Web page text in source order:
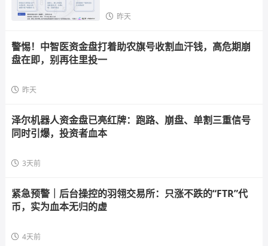
昨天
警惕！中智医资金盘打着助农旗号收割血汗钱，高危期崩
盘在即，别再往里投一
昨天
泽尔机器人资金盘已亮红牌：跑路、崩盘、单割三重信号
同时引爆，投资者血本
3天前
紧急预警｜后台操控的羽翎交易所：只涨不跌的“FTR”代
币，实为血本无归的虚
4天前